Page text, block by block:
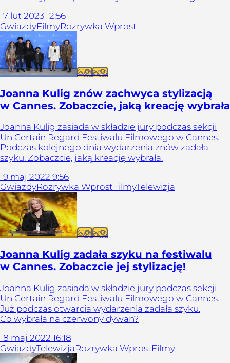
17 lut 2023 12:56
GwiazdyFilmyRozrywka Wprost
Galeria
Joanna Kulig znów zachwyca stylizacją
w Cannes. Zobaczcie, jaką kreację wybrała
Joanna Kulig zasiada w składzie jury podczas sekcji
Un Certain Regard Festiwalu Filmowego w Cannes.
Podczas kolejnego dnia wydarzenia znów zadała
szyku. Zobaczcie, jaką kreację wybrała.
19 maj 2022 9:56
GwiazdyRozrywka WprostFilmyTelewizja
Galeria
Joanna Kulig zadała szyku na festiwalu
w Cannes. Zobaczcie jej stylizację!
Joanna Kulig zasiada w składzie jury podczas sekcji
Un Certain Regard Festiwalu Filmowego w Cannes.
Już podczas otwarcia wydarzenia zadała szyku.
Co wybrała na czerwony dywan?
18 maj 2022 16:18
GwiazdyTelewizjaRozrywka WprostFilmy